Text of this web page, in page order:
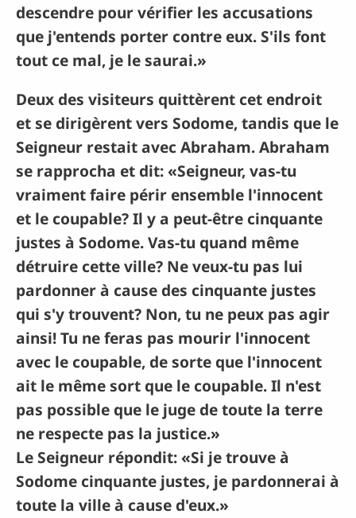
descendre pour vérifier les accusations
que j'entends porter contre eux. S'ils font
tout ce mal, je le saurai.»
Deux des visiteurs quittèrent cet endroit
et se dirigèrent vers Sodome, tandis que le
Seigneur restait avec Abraham. Abraham
se rapprocha et dit: «Seigneur, vas-tu
vraiment faire périr ensemble l'innocent
et le coupable? Il y a peut-être cinquante
justes à Sodome. Vas-tu quand même
détruire cette ville? Ne veux-tu pas lui
pardonner à cause des cinquante justes
qui s'y trouvent? Non, tu ne peux pas agir
ainsi! Tu ne feras pas mourir l'innocent
avec le coupable, de sorte que l'innocent
ait le même sort que le coupable. Il n'est
pas possible que le juge de toute la terre
ne respecte pas la justice.»
Le Seigneur répondit: «Si je trouve à
Sodome cinquante justes, je pardonnerai à
toute la ville à cause d'eux.»